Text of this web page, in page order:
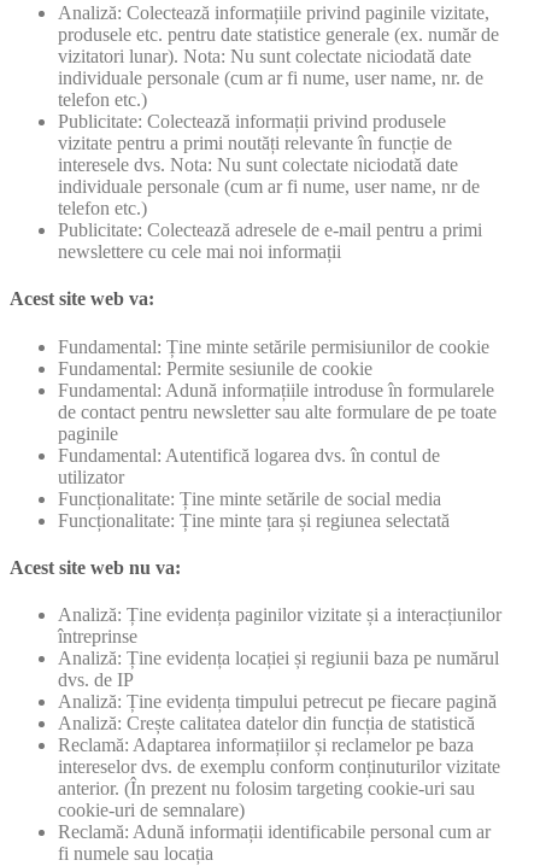
Analiză: Colectează informațiile privind paginile vizitate,
produsele etc. pentru date statistice generale (ex. număr de
vizitatori lunar). Nota: Nu sunt colectate niciodată date
individuale personale (cum ar fi nume, user name, nr. de
telefon etc.)
Publicitate: Colectează informații privind produsele
vizitate pentru a primi noutăți relevante în funcție de
interesele dvs. Nota: Nu sunt colectate niciodată date
individuale personale (cum ar fi nume, user name, nr de
telefon etc.)
Publicitate: Colectează adresele de e-mail pentru a primi
newslettere cu cele mai noi informații
Acest site web va:
Fundamental: Ține minte setările permisiunilor de cookie
Fundamental: Permite sesiunile de cookie
Fundamental: Adună informațiile introduse în formularele
de contact pentru newsletter sau alte formulare de pe toate
paginile
Fundamental: Autentifică logarea dvs. în contul de
utilizator
Funcționalitate: Ține minte setările de social media
Funcționalitate: Ține minte țara și regiunea selectată
Acest site web nu va:
Analiză: Ține evidența paginilor vizitate și a interacțiunilor
întreprinse
Analiză: Ține evidența locației și regiunii baza pe numărul
dvs. de IP
Analiză: Ține evidența timpului petrecut pe fiecare pagină
Analiză: Crește calitatea datelor din funcția de statistică
Reclamă: Adaptarea informațiilor și reclamelor pe baza
intereselor dvs. de exemplu conform conținuturilor vizitate
anterior. (În prezent nu folosim targeting cookie-uri sau
cookie-uri de semnalare)
Reclamă: Adună informații identificabile personal cum ar
fi numele sau locația